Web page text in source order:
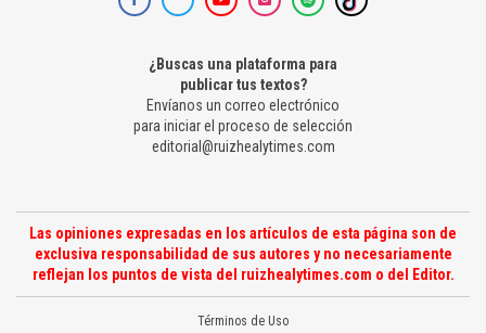
¿Buscas una plataforma para
publicar tus textos?
Envíanos un correo electrónico
para iniciar el proceso de selección
editorial@ruizhealytimes.com
Las opiniones expresadas en los artículos de esta página son de
exclusiva responsabilidad de sus autores y no necesariamente
reflejan los puntos de vista del ruizhealytimes.com o del Editor.
Términos de Uso